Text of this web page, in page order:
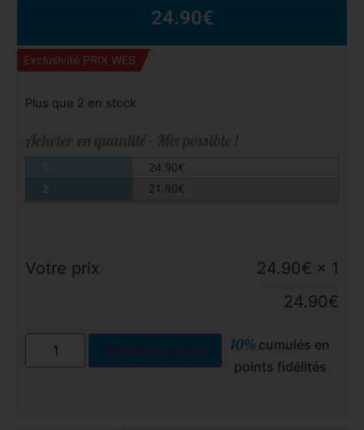
24.90€
Exclusivité PRIX WEB
Plus que 2 en stock
24.90€
2
21.90€
Votre prix 24.90€ × 1
24.90€
Ajouter au panier 10% cumulés en
points fidélités